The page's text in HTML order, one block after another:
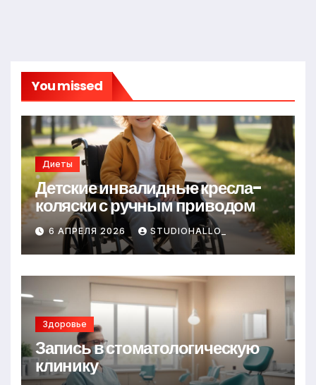
You missed
Диеты
Детские инвалидные кресла-
коляски с ручным приводом
6 АПРЕЛЯ 2026 STUDIOHALLO_
Здоровье
Запись в стоматологическую
клинику